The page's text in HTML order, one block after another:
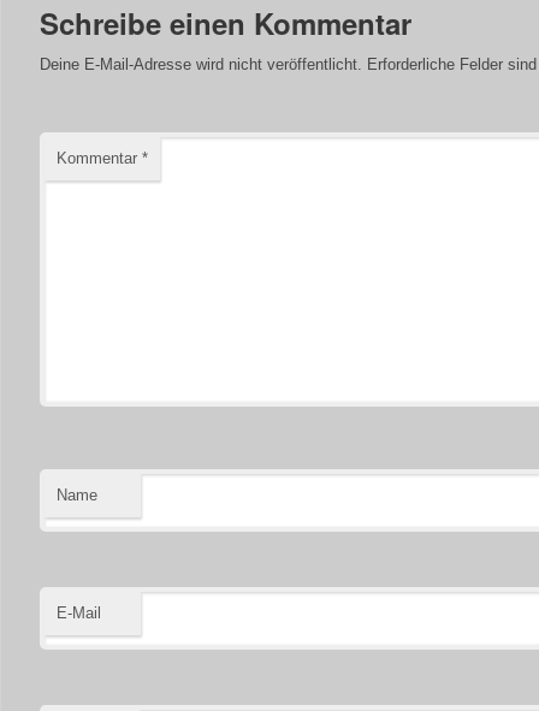
Schreibe einen Kommentar
Deine E-Mail-Adresse wird nicht veröffentlicht. Erforderliche Felder
Kommentar *
Name
E-Mail